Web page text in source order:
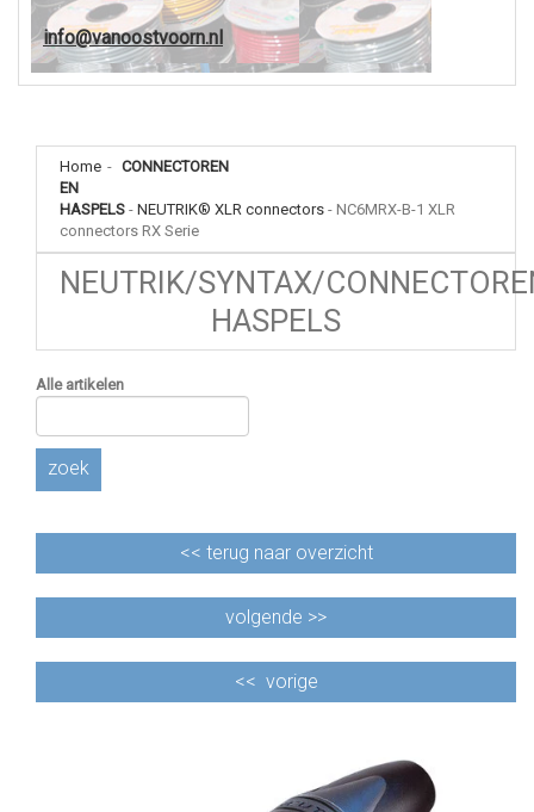
info@vanoostvoorn.nl
Home - CONNECTOREN
EN
HASPELS - NEUTRIK® XLR connectors - NC6MRX-B-1 XLR
connectors RX Serie
NEUTRIK/SYNTAX/
HASPELS
Alle artikelen
zoek
<< terug naar overzicht
volgende >>
<< vorige